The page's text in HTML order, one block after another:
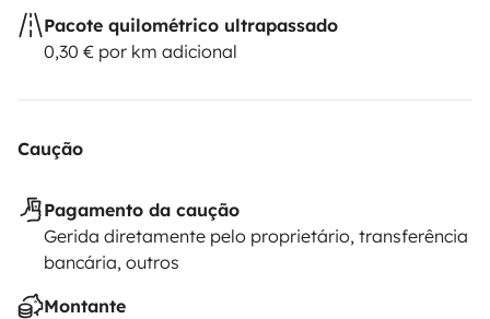
Pacote quilométrico ultrapassado
0,30 € por km adicional
Caução
Pagamento da caução
Gerida diretamente pelo proprietário, transferência
bancária, outros
Montante